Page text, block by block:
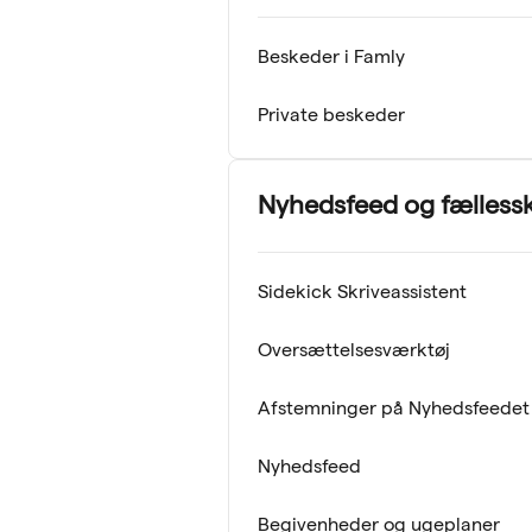
Beskeder i Famly
Private beskeder
Nyhedsfeed og
Sidekick Skriveassistent
Oversættelsesværktøj
Afstemninger på Nyhedsfeedet
Nyhedsfeed
Begivenheder og ugeplaner